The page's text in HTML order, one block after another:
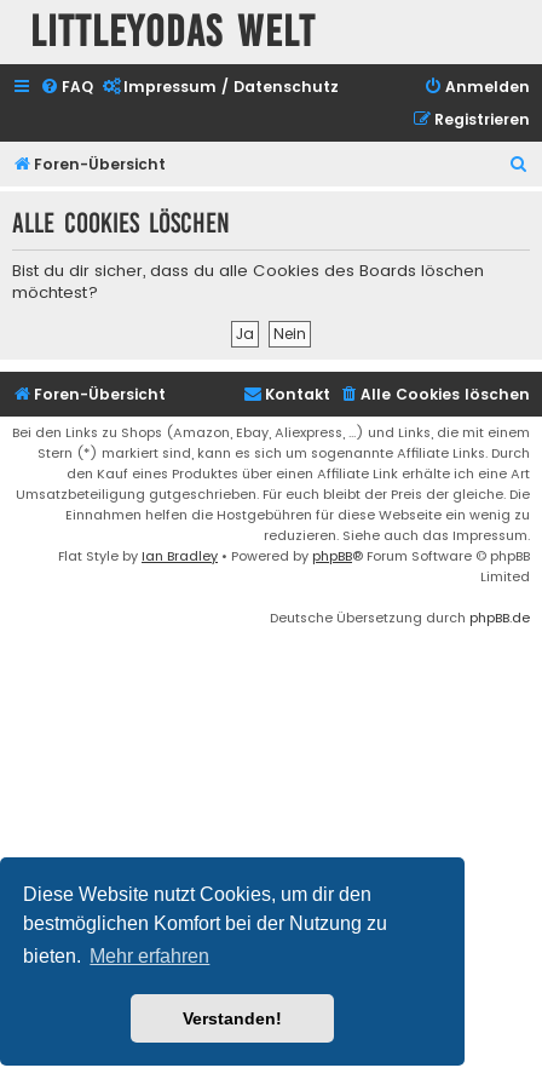
Diese Website nutzt Cookies, um dir den
bestmöglichen Komfort bei der Nutzung zu
bieten. Mehr erfahren
Verstanden!
Littleyodas Welt
FAQ Impressum / Datenschutz
Anmelden
Registrieren
Foren-Übersicht
h
Alle Cookies löschen
Bist du dir sicher, dass du alle Cookies des Boards löschen
möchtest?
Foren-Übersicht Alle Cookies löschen
Kontakt
Bei den Links zu Shops (Amazon, Ebay, Aliexpress, ...) und Links, die mit einem
Stern (*) markiert sind, kann es sich um sogenannte Affiliate Links. Durch
den Kauf eines Produktes über einen Affiliate Link erhälte ich eine Art
Umsatzbeteiligung gutgeschrieben. Für euch bleibt der Preis der gleiche. Die
Einnahmen helfen die Hostgebühren für diese Webseite ein wenig zu
reduzieren. Siehe auch das Impressum.
Flat Style by Ian Bradley • Powered by phpBB® Forum Software © phpBB
Limited
Deutsche Übersetzung durch phpBB.de